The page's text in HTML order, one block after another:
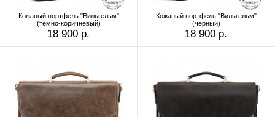
Кожаный портфель "Вильгельм"
(тёмно-коричневый)
18 900 р.
Кожаный портфель "Вильгельм"
(чёрный)
18 900 р.